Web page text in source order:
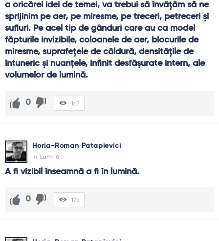
a oricărei idei de temei, va trebui să învăţăm să ne
sprijinim pe aer, pe miresme, pe treceri, petreceri şi
sufluri. Pe acel tip de gânduri care au ca model
făpturile invizibile, coloanele de aer, blocurile de
miresme, suprafeţele de căldură, densităţile de
întuneric şi nuanţele, infinit desfăşurate intern, ale
volumelor de lumină.
0 163
Horia-Roman Patapievici
In: Lumină
A fi vizibil înseamnă a fi în lumină.
0 175